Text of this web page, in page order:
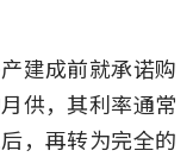
建成前就承诺购
供，其利率通常
，再转为完全的